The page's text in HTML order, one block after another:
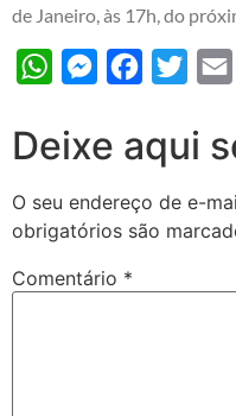
de Janeiro, às 17h, do
WhatsAppMessengerFacebook
Twitter
Deixe aqui
O seu endereço de e-
obrigatórios são
Comentário *